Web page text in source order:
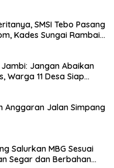
SMSI Tebo Pasang
Kades Sungai Rambai
Jangan Abaikan
Warga 11 Desa Siap
Anggaran Jalan Simpang
Salurkan MBG Sesuai
Segar dan Berbahan